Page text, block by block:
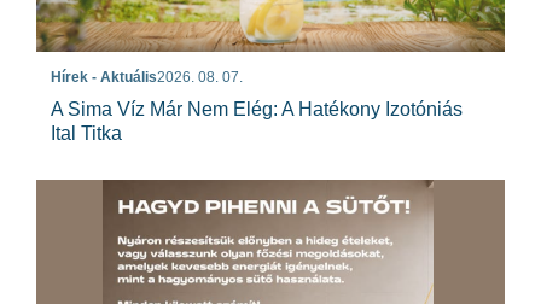
Hírek - Aktuális2026. 08. 07.
A Sima Víz Már Nem Elég: A Hatékony Izotóniás
Ital Titka